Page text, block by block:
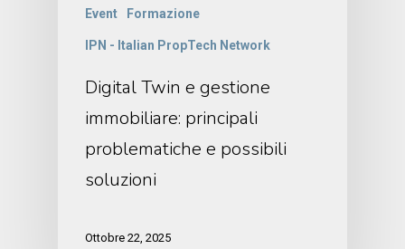
Event Formazione
IPN - Italian PropTech Network
Digital Twin e gestione
immobiliare: principali
problematiche e possibili
soluzioni
Ottobre 22, 2025